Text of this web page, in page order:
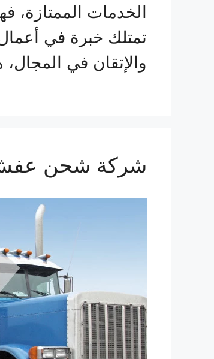
الخدمات الممتازة،
تمتلك خبرة في
والإتقان في
شركة شحن عفش من